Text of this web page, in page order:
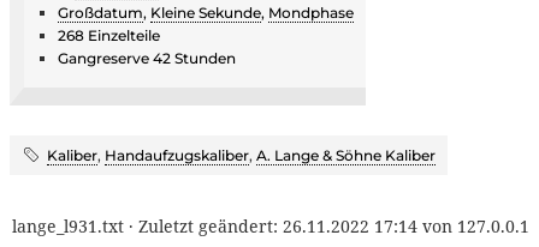
Großdatum, Kleine Sekunde, Mondphase
268 Einzelteile
Gangreserve 42 Stunden
Kaliber, Handaufzugskaliber, A. Lange & Söhne Kaliber
lange_l931.txt · Zuletzt geändert: 26.11.2022 17:14 von 127.0.0.1